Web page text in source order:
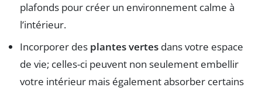
plafonds pour créer un environnement calme à
l’intérieur.
Incorporer des plantes vertes dans votre espace
de vie; celles-ci peuvent non seulement embellir
votre intérieur mais également absorber certains